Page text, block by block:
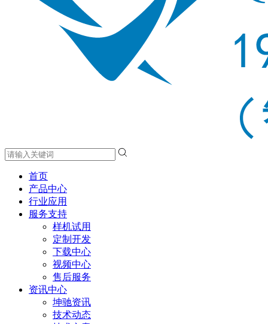
首页
产品中心
行业应用
服务支持
样机试用
定制开发
下载中心
视频中心
售后服务
资讯中心
坤驰资讯
技术动态